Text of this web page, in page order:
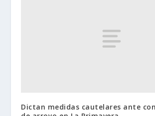
Dictan medidas cautelares ante